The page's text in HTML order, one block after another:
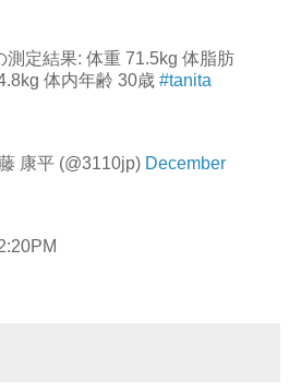
測定結果: 体重 71.5kg 体脂肪
体内年齢 30歳 #tanita
康平 (@3110jp) December